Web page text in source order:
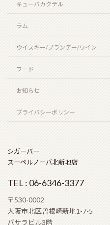
キューバカクテル
ラム
ウイスキー/ブランデー/ワイン
フード
お知らせ
プライバシーポリシー
シガーバー
スーペルノーバ北新地店
TEL : 06-6346-3377
〒530-0002
大阪市北区曽根崎新地1-7-5
バサラビル3階
ビッグピート33
シングルモルト
FINISH）